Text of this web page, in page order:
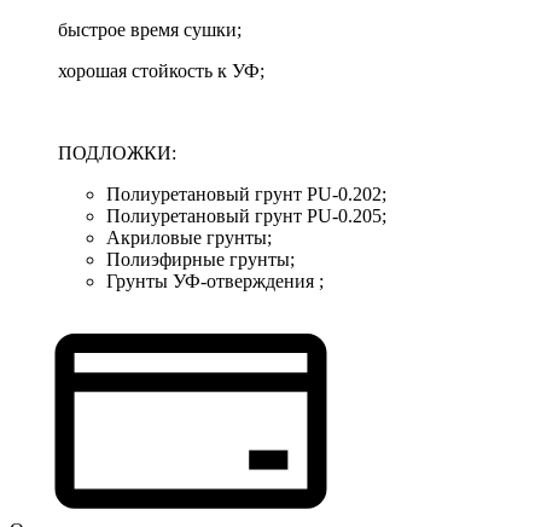
быстрое время сушки;
хорошая стойкость к УФ;
ПОДЛОЖКИ:
Полиуретановый грунт PU-0.202;
Полиуретановый грунт PU-0.205;
Акриловые грунты;
Полиэфирные грунты;
Грунты УФ-отверждения ;